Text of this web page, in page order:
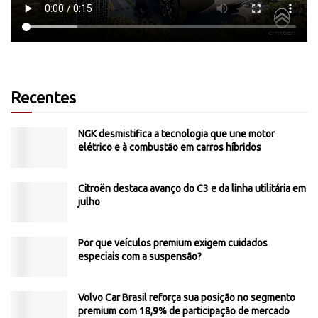
Recentes
NGK desmistifica a tecnologia que une motor
elétrico e à combustão em carros híbridos
Citroën destaca avanço do C3 e da linha utilitária em
julho
Por que veículos premium exigem cuidados
especiais com a suspensão?
Volvo Car Brasil reforça sua posição no segmento
premium com 18,9% de participação de mercado